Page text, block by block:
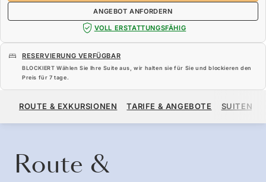
ANGEBOT ANFORDERN
VOLL ERSTATTUNGSFÄHIG
RESERVIERUNG VERFÜGBAR
BLOCKIERT Wählen Sie Ihre Suite aus, wir halten sie für Sie und blockieren den
Preis für 7 tage.
25.200 $
ROUTE & EXKURSIONEN TARIFE & ANGEBOTE SUITEN
Route &